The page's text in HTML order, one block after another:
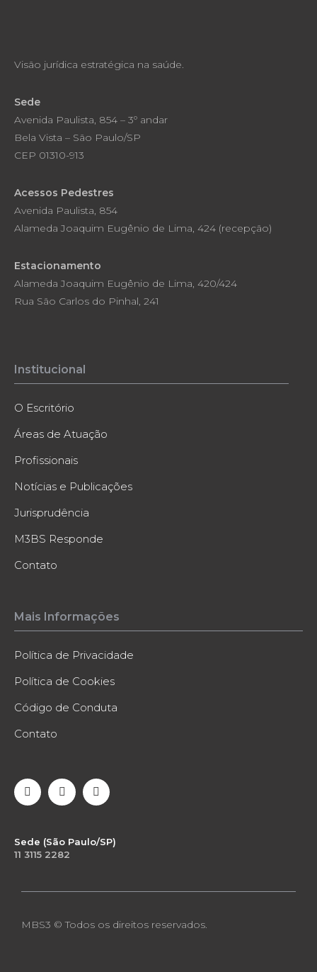
Visão jurídica estratégica na saúde.
Sede
Avenida Paulista, 854 – 3º andar
Bela Vista – São Paulo/SP
CEP 01310-913
Acessos Pedestres
Avenida Paulista, 854
Alameda Joaquim Eugênio de Lima, 424 (recepção)
Estacionamento
Alameda Joaquim Eugênio de Lima, 420/424
Rua São Carlos do Pinhal, 241
Institucional
O Escritório
Áreas de Atuação
Profissionais
Notícias e Publicações
Jurisprudência
M3BS Responde
Contato
Mais Informações
Política de Privacidade
Política de Cookies
Código de Conduta
Contato
Sede (São Paulo/SP)
11 3115 2282
MBS3 © Todos os direitos reservados.